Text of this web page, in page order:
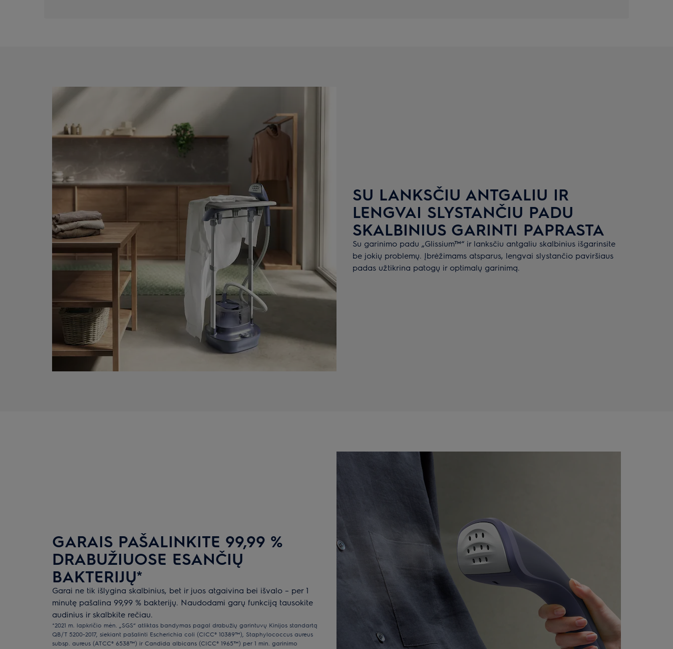
SU LANKSČIU ANTGALIU IR
LENGVAI SLYSTANČIU PADU
SKALBINIUS GARINTI PAPRASTA
Su garinimo padu „Glissium™“ ir lanksčiu antgaliu skalbinius išgarinsite
be jokių problemų. Įbrėžimams atsparus, lengvai slystančio paviršiaus
padas užtikrina patogų ir optimalų garinimą.
GARAIS PAŠALINKITE 99,99 %
DRABUŽIUOSE ESANČIŲ
BAKTERIJŲ*
Garai ne tik išlygina skalbinius, bet ir juos atgaivina bei išvalo – per 1
minutę pašalina 99,99 % bakterijų. Naudodami garų funkciją tausokite
audinius ir skalbkite rečiau.
*2021 m. lapkričio mėn. „SGS“ atliktas bandymas pagal drabužių garintuvų Kinijos standartą
QB/T 5200-2017, siekiant pašalinti Escherichia coli (CICC® 10389™), Staphylococcus aureus
subsp. aureus (ATCC® 6538™) ir Candida albicans (CICC® 1965™) per 1 min. garinimo